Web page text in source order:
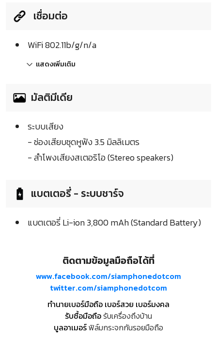
เชื่อมต่อ
WiFi 802.11b/g/n/a
แสดงเพิ่มเติม
มัลติมีเดีย
ระบบเสียง
- ช่องเสียบชุดหูฟัง 3.5 มิลลิเมตร
- ลำโพงเสียงสเตอริโอ (Stereo speakers)
แบตเตอรี่ - ระบบชาร์จ
แบตเตอรี่ Li-ion 3,800 mAh (Standard Battery)
ติดตามข้อมูลมือถือได้ที่
www.facebook.com/siamphonedotcom
twitter.com/siamphonedotcom
ทำนายเบอร์มือถือ เบอร์สวย เบอร์มงคล
รับซื้อมือถือรับเครื่องถึงบ้าน
บูลอาเมอร์ฟิล์มกระจกกันรอยมือถือ